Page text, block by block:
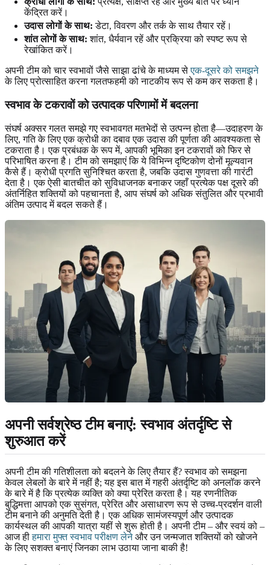
केंद्रित करें।
उदास लोगों के साथ: डेटा, विवरण और तर्क के साथ तैयार रहें।
शांत लोगों के साथ: शांत, धैर्यवान रहें और प्रक्रिया को स्पष्ट रूप से
रेखांकित करें।
अपनी टीम को चार स्वभावों जैसे साझा ढांचे के माध्यम सेएक-दूसरे को समझने
के लिए प्रोत्साहित करना गलतफहमी को नाटकीय रूप से कम कर सकता है।
स्वभाव के टकरावों को उत्पादक परिणामों में बदलना
संघर्ष अक्सर गलत समझे गए स्वभावगत मतभेदों से उत्पन्न होता है—उदाहरण के
लिए, गति के लिए एक क्रोधी का दबाव एक उदास की पूर्णता की आवश्यकता से
टकराता है। एक प्रबंधक के रूप में, आपकी भूमिका इन टकरावों को फिर से
परिभाषित करना है। टीम को समझाएं कि ये विभिन्न दृष्टिकोण दोनों मूल्यवान
कैसे हैं। क्रोधी प्रगति सुनिश्चित करता है, जबकि उदास गुणवत्ता की गारंटी
देता है। एक ऐसी बातचीत को सुविधाजनक बनाकर जहाँ प्रत्येक पक्ष दूसरे की
अंतर्निहित शक्तियों को पहचानता है, आप संघर्ष को अधिक संतुलित और प्रभावी
अंतिम उत्पाद में बदल सकते हैं।
अपनी सर्वश्रेष्ठ टीम बनाएं: स्वभाव अंतर्दृष्टि से
शुरुआत करें
अपनी टीम की गतिशीलता को बदलने के लिए तैयार हैं? स्वभाव को समझना
केवल लेबलों के बारे में नहीं है; यह इस बात में गहरी अंतर्दृष्टि को अनलॉक करने
के बारे में है कि प्रत्येक व्यक्ति को क्या प्रेरित करता है। यह रणनीतिक
बुद्धिमत्ता आपको एक सुसंगत, प्रेरित और असाधारण रूप से उच्च-प्रदर्शन वाली
टीम बनाने की अनुमति देती है। एक अधिक सामंजस्यपूर्ण और उत्पादक
कार्यस्थल की आपकी यात्रा यहीं से शुरू होती है। अपनी टीम – और स्वयं को –
आज हीहमारा मुफ्त स्वभाव परीक्षण लेनेऔर उन जन्मजात शक्तियों को खोजने
के लिए सशक्त बनाएं जिनका लाभ उठाया जाना बाकी है!